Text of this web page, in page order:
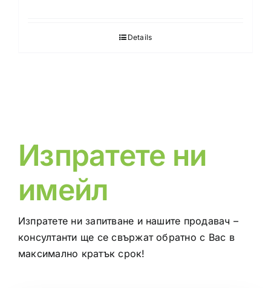
Details
Изпратете ни
имейл
Изпратете ни запитване и нашите продавач –
консултанти ще се свържат обратно с Вас в
максимално кратък срок!